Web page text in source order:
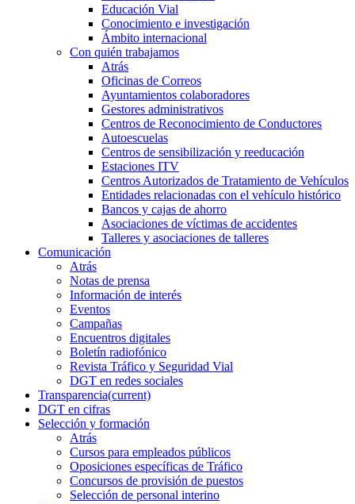
Educación Vial
Conocimiento e investigación
Ámbito internacional
Con quién trabajamos
Atrás
Oficinas de Correos
Ayuntamientos colaboradores
Gestores administrativos
Centros de Reconocimiento de Conductores
Autoescuelas
Centros de sensibilización y reeducación
Estaciones ITV
Centros Autorizados de Tratamiento de Vehículos
Entidades relacionadas con el vehículo histórico
Bancos y cajas de ahorro
Asociaciones de víctimas de accidentes
Talleres y asociaciones de talleres
Comunicación
Atrás
Notas de prensa
Información de interés
Eventos
Campañas
Encuentros digitales
Boletín radiofónico
Revista Tráfico y Seguridad Vial
DGT en redes sociales
Transparencia(current)
DGT en cifras
Selección y formación
Atrás
Cursos para empleados públicos
Oposiciones específicas de Tráfico
Concursos de provisión de puestos
Selección de personal interino